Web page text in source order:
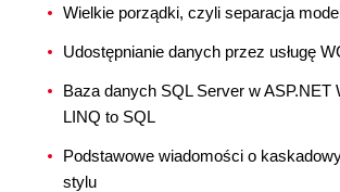
Wielkie porządki, czyli separacja
Udostępnianie danych przez usługę
Baza danych SQL Server w ASP.NET
LINQ to SQL
Podstawowe wiadomości o
stylu